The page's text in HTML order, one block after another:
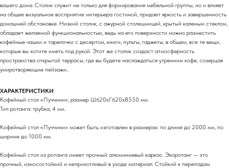
вашего дома. Столик служит не только для формирования мебельной группы, но и влияет
на общее визуальное восприятие интерьера гостиной, придает яркость и завершенность
домашней обстановке. Низкий столик, с ажурной столешницей, крытый каленым стеклом,
обладает желаемой функциональностью, ведь на его поверхности можно разместить
кофейные чашки и тарелочки с десертом, книги, пульты, гаджеты, в общем, все те вещи,
которые вы хотите иметь под рукой. Этот же столик создаст атмосферность
пространства открытой террасы, где вы будете наслаждаться утренним кофе, созерцая
умиротворяющие пейзажи..
ХАРАКТЕРИСТИКИ
Кофейный стол «Пуччини», размер Ш620хГ620хВ550 мм.
Тип ротанга: трубка, 4 мм.
Кофейный стол «Пуччини» может быть изготовлен в размерах: по длине до 2000 мм, по
ширине до 1000 мм.
Кофейный стол из ротанга имеет прочный алюминиевый каркас. Экоротанг — это
прочный, износостойкий и неприхотливый в уходе материал. Стойкий к перепадам